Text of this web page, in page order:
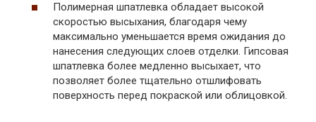
Полимерная шпатлевка обладает высокой
скоростью высыхания, благодаря чему
максимально уменьшается время ожидания до
нанесения следующих слоев отделки. Гипсовая
шпатлевка более медленно высыхает, что
позволяет более тщательно отшлифовать
поверхность перед покраской или облицовкой.